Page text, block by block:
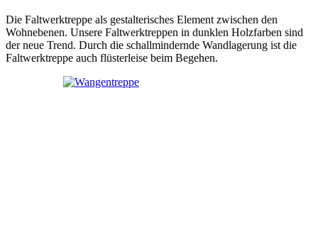
Die Faltwerktreppe als gestalterisches Element zwischen den
Wohnebenen. Unsere Faltwerktreppen in dunklen Holzfarben sind
der neue Trend. Durch die schallmindernde Wandlagerung ist die
Faltwerktreppe auch flüsterleise beim Begehen.